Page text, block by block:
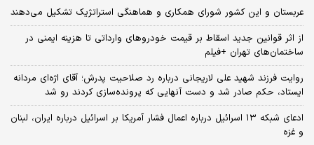
عربستان و این کشور شورای همکاری و هماهنگی استراتژیک تشکیل می‌دهند
از اثر قوانین جدید اسقاط بر قیمت خودروهای وارداتی تا هزینه ایمنی در
ساختمان‌های تهران +فیلم
روایت فرزند شهید علی لاریجانی درباره رد صلاحیت پدرش؛ آقای اژه‌ای مردانه
ایستاد، حکم صادر شد و دست آنهایی که پرونده‌سازی کردند رو شد
ادعای شبکه ۱۳ اسرائیل درباره اعمال فشار آمریکا بر اسرائیل درباره ایران، لبنان
و غزه